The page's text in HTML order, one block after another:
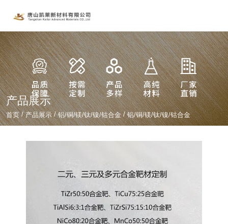
产品展示
首页/产品展示 /铝/铜/镁/钛/镍/钴合金 /铝/铜/镁/钛/镍/钴合金